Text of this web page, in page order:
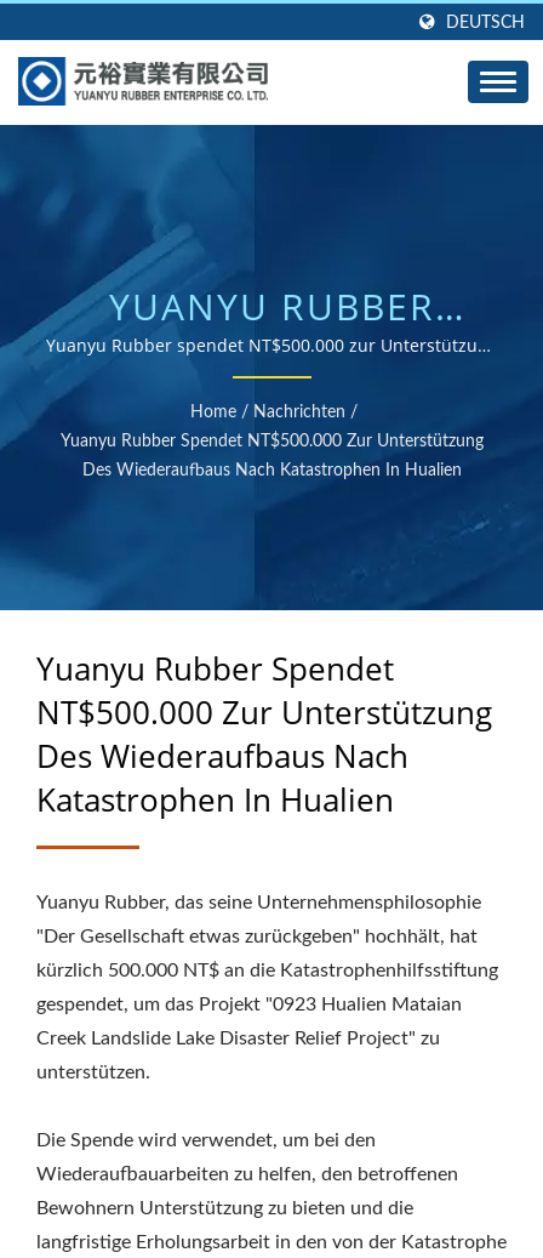
DEUTSCH
YUANYU RUBBER
SPENDET NT$500.000
ZUR UNTERSTÜTZUNG
DES WIEDERAUFBAUS
NACH KATASTROPHEN
IN HUALIEN | ÜBER 40
JAHRE ERFAHRUNG ALS
HERSTELLER VON
MASSGEFERTIGTEN
GUMMIPRODUKTEN
Yuanyu Rubber spendet NT$500.000 zur Unterstützung
des Wiederaufbaus nach Katastrophen in Hualien |
ISO- und RoHS-zertifizierter Gummiteile-Lieferant
Home / Nachrichten /
Yuanyu Rubber Spendet NT$500.000 Zur Unterstützung
Des Wiederaufbaus Nach Katastrophen In Hualien
Yuanyu Rubber Spendet
NT$500.000 Zur Unterstützung
Des Wiederaufbaus Nach
Katastrophen In Hualien
Yuanyu Rubber, das seine Unternehmensphilosophie
"Der Gesellschaft etwas zurückgeben" hochhält, hat
kürzlich 500.000 NT$ an die Katastrophenhilfsstiftung
gespendet, um das Projekt "0923 Hualien Mataian
Creek Landslide Lake Disaster Relief Project" zu
unterstützen.
Die Spende wird verwendet, um bei den
Wiederaufbauarbeiten zu helfen, den betroffenen
Bewohnern Unterstützung zu bieten und die
langfristige Erholungsarbeit in den von der Katastrophe